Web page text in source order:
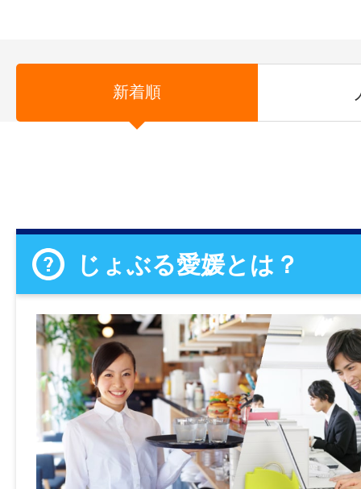
新着順
じょぶる愛媛とは？